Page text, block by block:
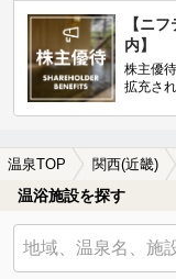
【ニ
内】
株主優
拡充さ
温泉TOP 関西(近畿)
温浴施設を探す